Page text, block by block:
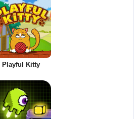
Playful Kitty